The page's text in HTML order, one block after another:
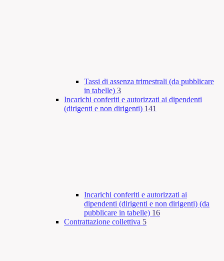
Tassi di assenza trimestrali (da pubblicare
in tabelle) 3
Incarichi conferiti e autorizzati ai dipendenti
(dirigenti e non dirigenti) 141
Incarichi conferiti e autorizzati ai
dipendenti (dirigenti e non dirigenti) (da
pubblicare in tabelle) 16
Contrattazione collettiva 5